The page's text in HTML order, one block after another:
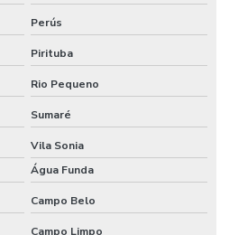
campinas
industrial
polido
Perús
Pirituba
Rio Pequeno
Sumaré
Vila Sonia
Água Funda
Campo Belo
Campo Limpo